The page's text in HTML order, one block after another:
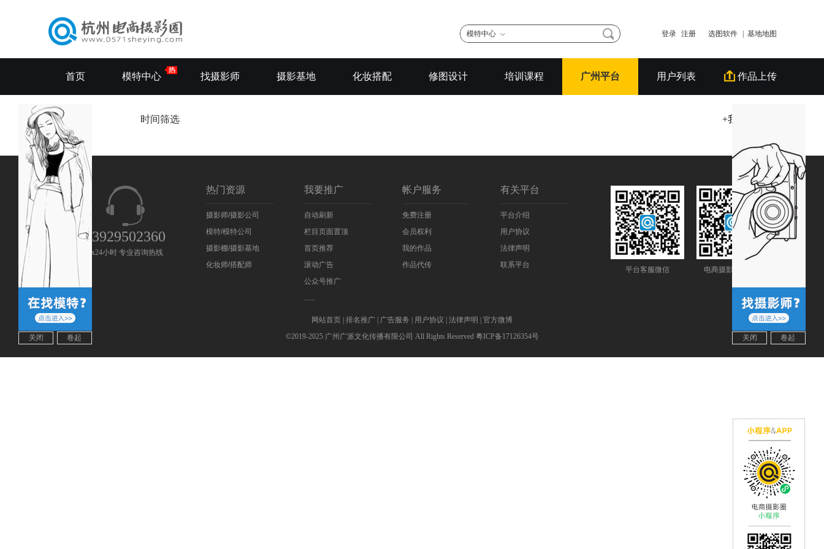
关闭 卷起 关闭 卷起
模特中心 登录 注册 选图软件 | 基地地图
首页 模特中心 找摄影师 摄影基地 化妆搭配 修图设计 培训课程 广州平台 用户列表 作品上传
全部拼拍 时间筛选 +我要发拼拍
13929502360
7x24小时 专业咨询热线
热门资源
摄影师/摄影公司
模特/模特公司
摄影棚/摄影基地
化妆师/搭配师
我要推广
自动刷新
栏目页面置顶
首页推荐
滚动广告
公众号推广
......
帐户服务
免费注册
会员权利
我的作品
作品代传
有关平台
平台介绍
用户协议
法律声明
联系平台
平台客服微信 电商摄影圈公众号
网站首页 排名推广 广告服务 用户协议 法律声明
官方微博
©2019-2025 广州广派文化传播有限公司 All Rights Reserved 粤ICP备17126354号